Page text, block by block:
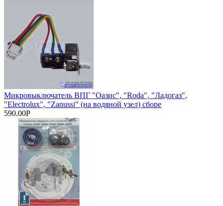
Микровыключатель ВПГ "Оазис", "Roda", "Ладогаз",
"Electrolux", "Zanussi" (на водяной узел) сборе
590.00Р